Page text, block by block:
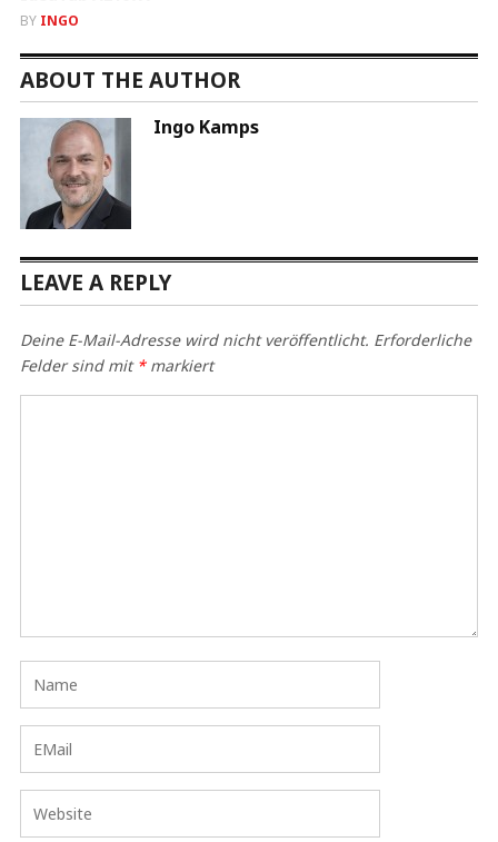
BY INGO
ABOUT THE AUTHOR
Ingo Kamps
LEAVE A REPLY
Deine E-Mail-Adresse wird nicht veröffentlicht. Erforderliche
Felder sind mit *markiert